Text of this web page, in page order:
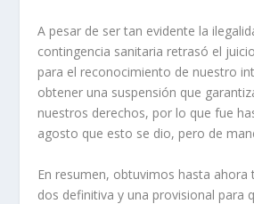
A pesar de ser tan evidente la
contingencia sanitaria retrasó el
para el reconocimiento de nuestro
obtener una suspensión que
nuestros derechos, por lo que fue
agosto que esto se dio, pero de
En resumen, obtuvimos hasta ahora
dos definitiva y una provisional para